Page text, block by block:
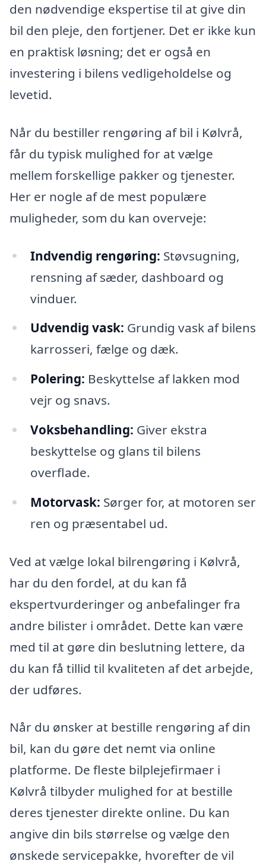
den nødvendige ekspertise til at give din
bil den pleje, den fortjener. Det er ikke kun
en praktisk løsning; det er også en
investering i bilens vedligeholdelse og
levetid.
Når du bestiller rengøring af bil i Kølvrå,
får du typisk mulighed for at vælge
mellem forskellige pakker og tjenester.
Her er nogle af de mest populære
muligheder, som du kan overveje:
Indvendig rengøring: Støvsugning,
rensning af sæder, dashboard og
vinduer.
Udvendig vask: Grundig vask af bilens
karrosseri, fælge og dæk.
Polering: Beskyttelse af lakken mod
vejr og snavs.
Voksbehandling: Giver ekstra
beskyttelse og glans til bilens
overflade.
Motorvask: Sørger for, at motoren ser
ren og præsentabel ud.
Ved at vælge lokal bilrengøring i Kølvrå,
har du den fordel, at du kan få
ekspertvurderinger og anbefalinger fra
andre bilister i området. Dette kan være
med til at gøre din beslutning lettere, da
du kan få tillid til kvaliteten af det arbejde,
der udføres.
Når du ønsker at bestille rengøring af din
bil, kan du gøre det nemt via online
platforme. De fleste bilplejefirmaer i
Kølvrå tilbyder mulighed for at bestille
deres tjenester direkte online. Du kan
angive din bils størrelse og vælge den
ønskede servicepakke, hvorefter de vil